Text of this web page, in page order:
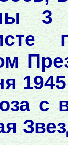
3
1945
с